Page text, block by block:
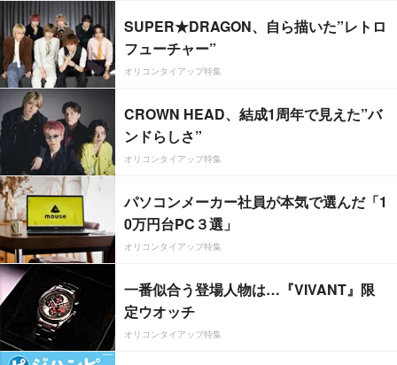
SUPER★DRAGON、自ら描いた”レトロ
フューチャー”
オリコンタイアップ特集
CROWN HEAD、結成1周年で見えた”バ
ンドらしさ”
オリコンタイアップ特集
パソコンメーカー社員が本気で選んだ「1
0万円台PC３選」
オリコンタイアップ特集
一番似合う登場人物は…『VIVANT』限
定ウオッチ
オリコンタイアップ特集